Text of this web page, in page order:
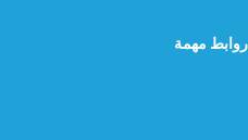
روابط مهمة